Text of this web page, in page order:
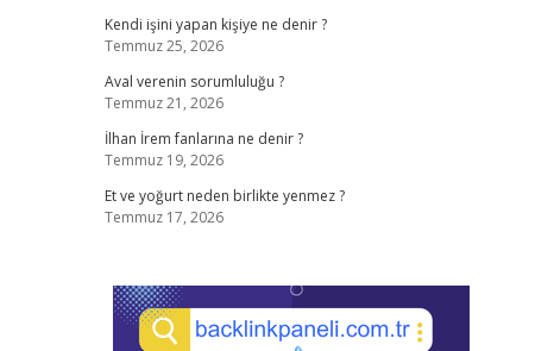
Kendi işini yapan kişiye ne denir ?
Temmuz 25, 2026
Aval verenin sorumluluğu ?
Temmuz 21, 2026
İlhan İrem fanlarına ne denir ?
Temmuz 19, 2026
Et ve yoğurt neden birlikte yenmez ?
Temmuz 17, 2026